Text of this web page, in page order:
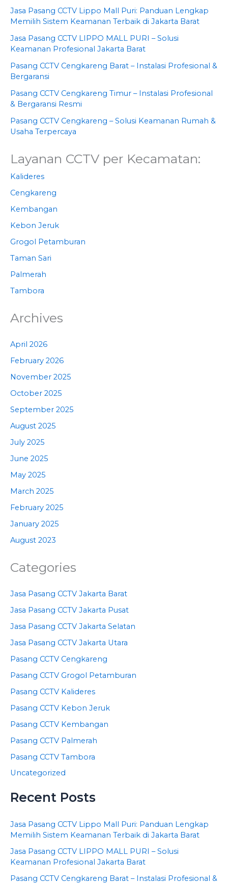
Jasa Pasang CCTV Lippo Mall Puri: Panduan Lengkap
Memilih Sistem Keamanan Terbaik di Jakarta Barat
Jasa Pasang CCTV LIPPO MALL PURI – Solusi
Keamanan Profesional Jakarta Barat
Pasang CCTV Cengkareng Barat – Instalasi Profesional &
Bergaransi
Pasang CCTV Cengkareng Timur – Instalasi Profesional
& Bergaransi Resmi
Pasang CCTV Cengkareng – Solusi Keamanan Rumah &
Usaha Terpercaya
Layanan CCTV per Kecamatan:
Kalideres
Cengkareng
Kembangan
Kebon Jeruk
Grogol Petamburan
Taman Sari
Palmerah
Tambora
Archives
April 2026
February 2026
November 2025
October 2025
September 2025
August 2025
July 2025
June 2025
May 2025
March 2025
February 2025
January 2025
August 2023
Categories
Jasa Pasang CCTV Jakarta Barat
Jasa Pasang CCTV Jakarta Pusat
Jasa Pasang CCTV Jakarta Selatan
Jasa Pasang CCTV Jakarta Utara
Pasang CCTV Cengkareng
Pasang CCTV Grogol Petamburan
Pasang CCTV Kalideres
Pasang CCTV Kebon Jeruk
Pasang CCTV Kembangan
Pasang CCTV Palmerah
Pasang CCTV Tambora
Uncategorized
Recent Posts
Jasa Pasang CCTV Lippo Mall Puri: Panduan Lengkap
Memilih Sistem Keamanan Terbaik di Jakarta Barat
Jasa Pasang CCTV LIPPO MALL PURI – Solusi
Keamanan Profesional Jakarta Barat
Pasang CCTV Cengkareng Barat – Instalasi Profesional &